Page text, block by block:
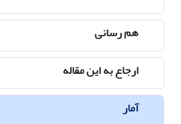
هم رسانی
ارجاع به این مقاله
آمار